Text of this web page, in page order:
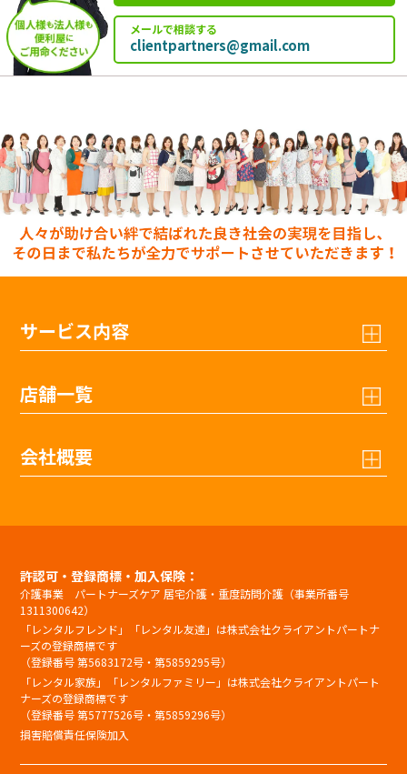
メールで相談する
clientpartners@gmail.com
サービス内容
店舗一覧
会社概要
許認可・登録商標・加入保険：
介護事業 パートナーズケア 居宅介護・重度訪問介護（事業所番号
1311300642）
「レンタルフレンド」「レンタル友達」は株式会社クライアントパートナ
ーズの登録商標です
（登録番号 第5683172号・第5859295号）
「レンタル家族」「レンタルファミリー」は株式会社クライアントパート
ナーズの登録商標です
（登録番号 第5777526号・第5859296号）
損害賠償責任保険加入